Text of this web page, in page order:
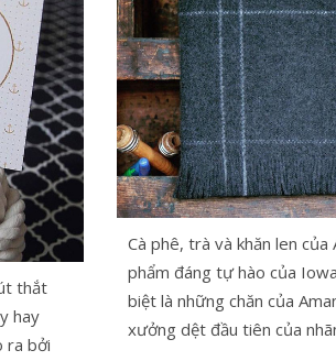
thắt
hay
ra bởi
Cà phê, trà và khăn len của
phẩm đáng tự hào của
biệt là những chăn của
xưởng dệt đầu tiên của